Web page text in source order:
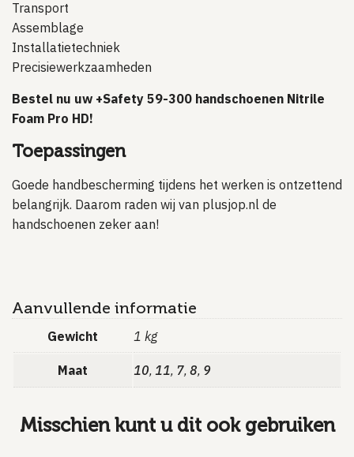
Transport
Assemblage
Installatietechniek
Precisiewerkzaamheden
Bestel nu uw +Safety 59-300 handschoenen Nitrile
Foam Pro HD!
Toepassingen
Goede handbescherming tijdens het werken is ontzettend
belangrijk. Daarom raden wij van plusjop.nl de
handschoenen zeker aan!
Aanvullende informatie
Gewicht 1 kg
Maat 10, 11, 7, 8, 9
Misschien kunt u dit ook gebruiken